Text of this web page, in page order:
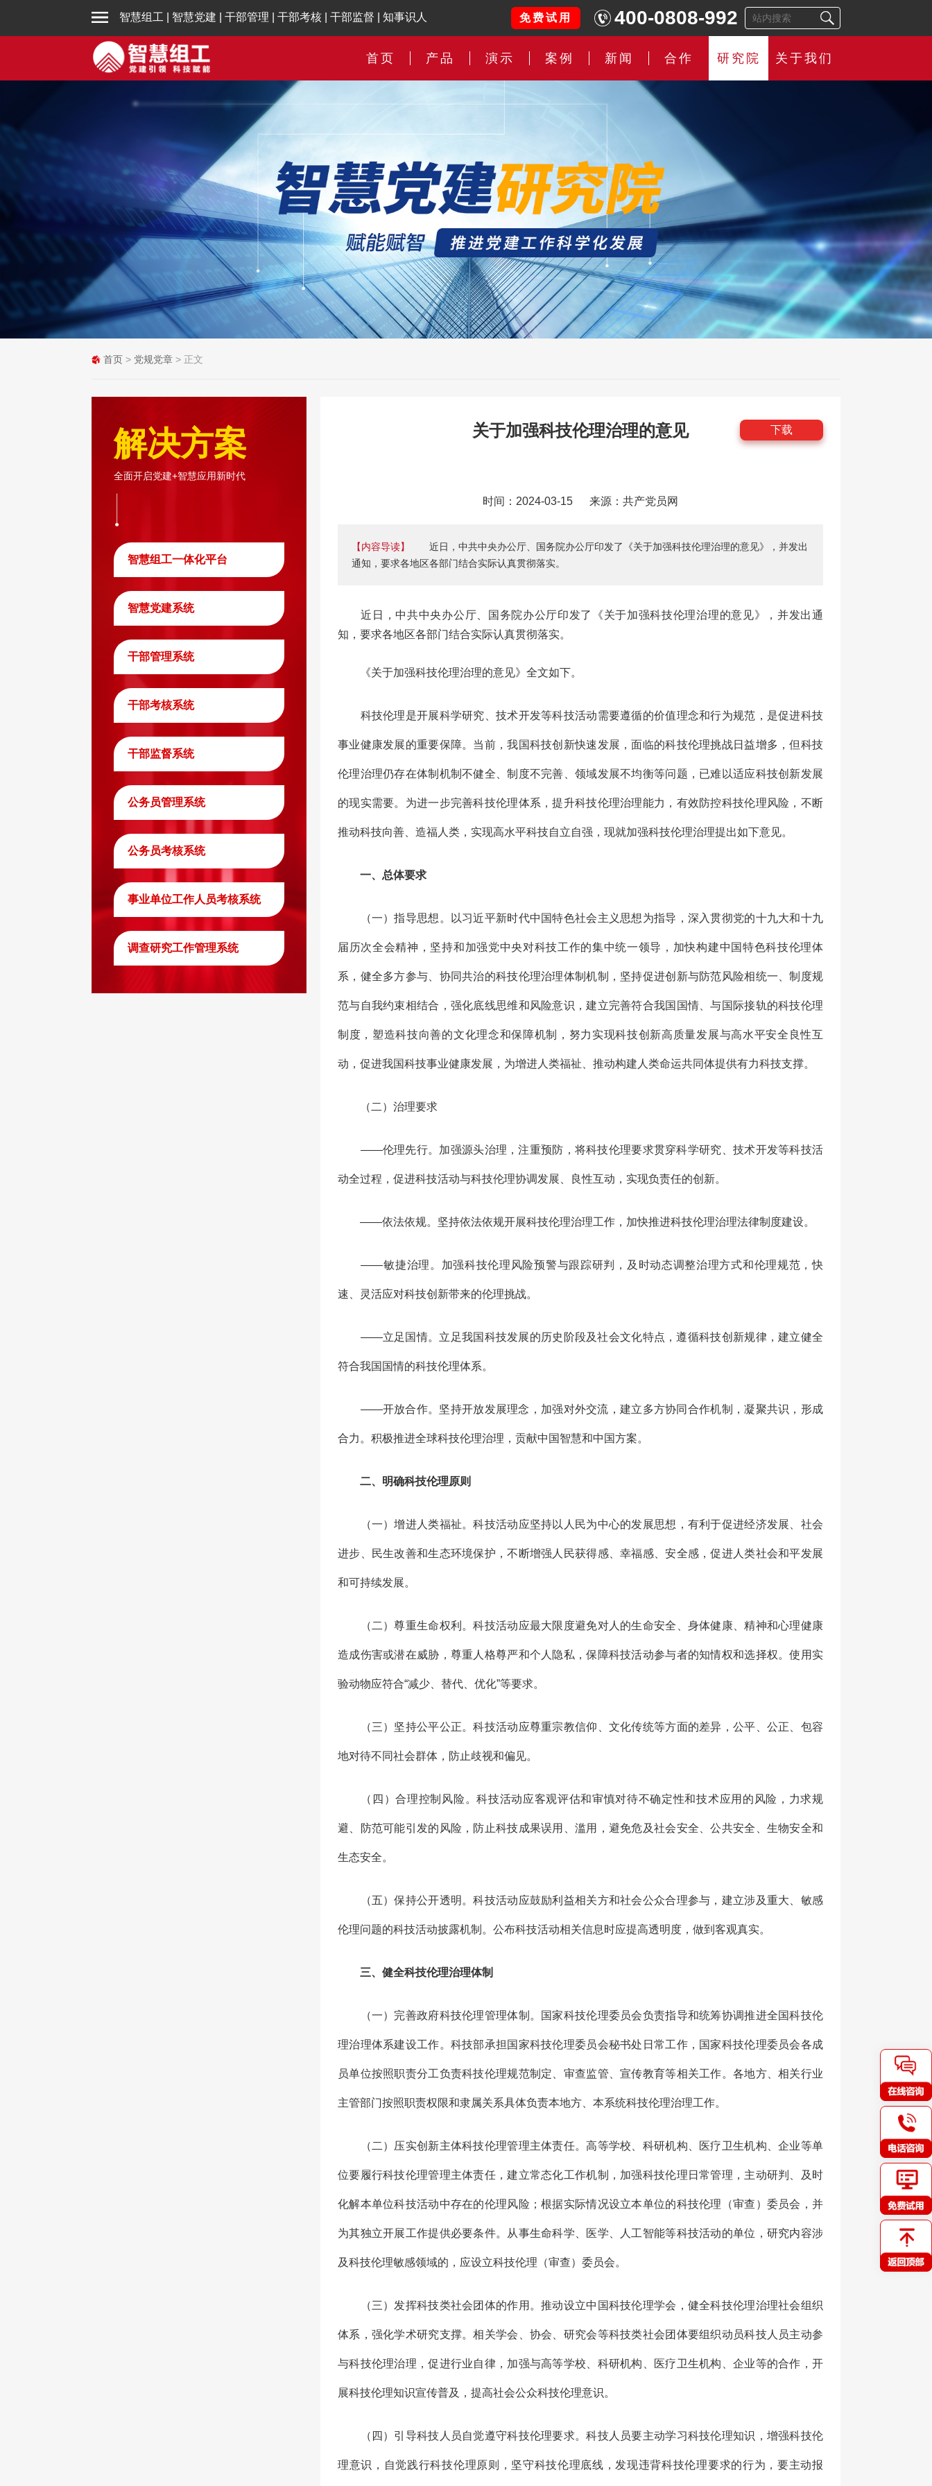
智慧组工 智慧党建 干部管理 干部考核 干部监督 知事识人 免费试用 400-0808-992
首页 产品 演示 案例 新闻 合作 研究院 关于我们
首页 > 党规党章 > 正文
解决方案
全面开启党建+智慧应用新时代
智慧组工一体化平台
智慧党建系统
干部管理系统
干部考核系统
干部监督系统
公务员管理系统
公务员考核系统
事业单位工作人员考核系统
调查研究工作管理系统
关于加强科技伦理治理的意见 下载
时间：2024-03-15 来源：共产党员网
【内容导读】
近日，中共中央办公厅、国务院办公厅印发了《关于加强科技伦理治理的意见》，并发出
通知，要求各地区各部门结合实际认真贯彻落实。
近日，中共中央办公厅、国务院办公厅印发了《关于加强科技伦理治理的意见》，并发出通
知，要求各地区各部门结合实际认真贯彻落实。
《关于加强科技伦理治理的意见》全文如下。
科技伦理是开展科学研究、技术开发等科技活动需要遵循的价值理念和行为规范，是促进科技
事业健康发展的重要保障。当前，我国科技创新快速发展，面临的科技伦理挑战日益增多，但科技
伦理治理仍存在体制机制不健全、制度不完善、领域发展不均衡等问题，已难以适应科技创新发展
的现实需要。为进一步完善科技伦理体系，提升科技伦理治理能力，有效防控科技伦理风险，不断
推动科技向善、造福人类，实现高水平科技自立自强，现就加强科技伦理治理提出如下意见。
一、总体要求
（一）指导思想。以习近平新时代中国特色社会主义思想为指导，深入贯彻党的十九大和十九
届历次全会精神，坚持和加强党中央对科技工作的集中统一领导，加快构建中国特色科技伦理体
系，健全多方参与、协同共治的科技伦理治理体制机制，坚持促进创新与防范风险相统一、制度规
范与自我约束相结合，强化底线思维和风险意识，建立完善符合我国国情、与国际接轨的科技伦理
制度，塑造科技向善的文化理念和保障机制，努力实现科技创新高质量发展与高水平安全良性互
动，促进我国科技事业健康发展，为增进人类福祉、推动构建人类命运共同体提供有力科技支撑。
（二）治理要求
——伦理先行。加强源头治理，注重预防，将科技伦理要求贯穿科学研究、技术开发等科技活
动全过程，促进科技活动与科技伦理协调发展、良性互动，实现负责任的创新。
——依法依规。坚持依法依规开展科技伦理治理工作，加快推进科技伦理治理法律制度建设。
——敏捷治理。加强科技伦理风险预警与跟踪研判，及时动态调整治理方式和伦理规范，快
速、灵活应对科技创新带来的伦理挑战。
——立足国情。立足我国科技发展的历史阶段及社会文化特点，遵循科技创新规律，建立健全
符合我国国情的科技伦理体系。
——开放合作。坚持开放发展理念，加强对外交流，建立多方协同合作机制，凝聚共识，形成
合力。积极推进全球科技伦理治理，贡献中国智慧和中国方案。
二、明确科技伦理原则
（一）增进人类福祉。科技活动应坚持以人民为中心的发展思想，有利于促进经济发展、社会
进步、民生改善和生态环境保护，不断增强人民获得感、幸福感、安全感，促进人类社会和平发展
和可持续发展。
（二）尊重生命权利。科技活动应最大限度避免对人的生命安全、身体健康、精神和心理健康
造成伤害或潜在威胁，尊重人格尊严和个人隐私，保障科技活动参与者的知情权和选择权。使用实
验动物应符合“减少、替代、优化”等要求。
（三）坚持公平公正。科技活动应尊重宗教信仰、文化传统等方面的差异，公平、公正、包容
地对待不同社会群体，防止歧视和偏见。
（四）合理控制风险。科技活动应客观评估和审慎对待不确定性和技术应用的风险，力求规
避、防范可能引发的风险，防止科技成果误用、滥用，避免危及社会安全、公共安全、生物安全和
生态安全。
（五）保持公开透明。科技活动应鼓励利益相关方和社会公众合理参与，建立涉及重大、敏感
伦理问题的科技活动披露机制。公布科技活动相关信息时应提高透明度，做到客观真实。
三、健全科技伦理治理体制
（一）完善政府科技伦理管理体制。国家科技伦理委员会负责指导和统筹协调推进全国科技伦
理治理体系建设工作。科技部承担国家科技伦理委员会秘书处日常工作，国家科技伦理委员会各成
员单位按照职责分工负责科技伦理规范制定、审查监管、宣传教育等相关工作。各地方、相关行业
主管部门按照职责权限和隶属关系具体负责本地方、本系统科技伦理治理工作。
（二）压实创新主体科技伦理管理主体责任。高等学校、科研机构、医疗卫生机构、企业等单
位要履行科技伦理管理主体责任，建立常态化工作机制，加强科技伦理日常管理，主动研判、及时
化解本单位科技活动中存在的伦理风险；根据实际情况设立本单位的科技伦理（审查）委员会，并
为其独立开展工作提供必要条件。从事生命科学、医学、人工智能等科技活动的单位，研究内容涉
及科技伦理敏感领域的，应设立科技伦理（审查）委员会。
（三）发挥科技类社会团体的作用。推动设立中国科技伦理学会，健全科技伦理治理社会组织
体系，强化学术研究支撑。相关学会、协会、研究会等科技类社会团体要组织动员科技人员主动参
与科技伦理治理，促进行业自律，加强与高等学校、科研机构、医疗卫生机构、企业等的合作，开
展科技伦理知识宣传普及，提高社会公众科技伦理意识。
（四）引导科技人员自觉遵守科技伦理要求。科技人员要主动学习科技伦理知识，增强科技伦
理意识，自觉践行科技伦理原则，坚守科技伦理底线，发现违背科技伦理要求的行为，要主动报